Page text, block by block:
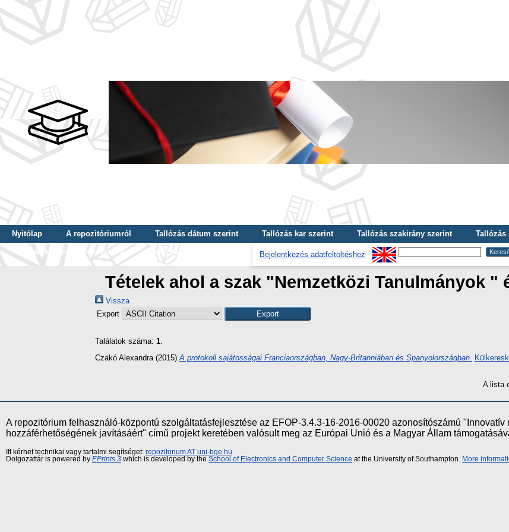
Nyitólap A repozitóriumról Tallózás dátum szerint Tallózás kar szerint Tallózás szakirány szerint Tallózás
Tallózás képzés szintje szerint
Tallózás kulcsszó szerint Bejelentkezés adatfeltöltéshez
Tételek ahol a szak "Nemzetközi Tanulmányok "
Vissza
Export
Találatok száma: 1.
Czakó Alexandra (2015) A protokoll sajátosságai Franciaországban, Nagy-Britanniában és Spanyolországban.
A lista
A repozitórium felhasználó-központú szolgáltatásfejlesztése az EFOP-3.4.3-16-2016-00020 azonosítószámú
hozzáférhetőségének javításáért" című projekt keretében valósult meg az Európai Unió és a Magyar Állam
Itt kérhet technikai vagy tartalmi segítséget: repozitorium AT uni-bge.hu
Dolgozattár is powered by EPrints 3 which is developed by the School of Electronics and Computer Science at the University of Southampton. More